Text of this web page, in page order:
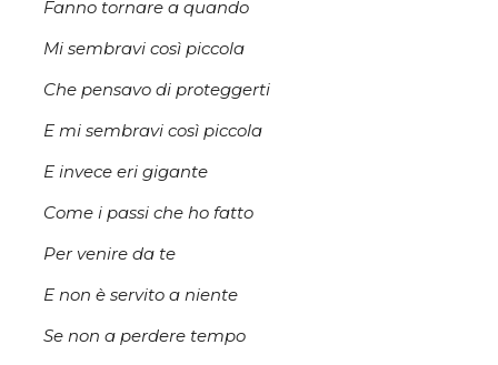
Fanno tornare a quando
Mi sembravi così piccola
Che pensavo di proteggerti
E mi sembravi così piccola
E invece eri gigante
Come i passi che ho fatto
Per venire da te
E non è servito a niente
Se non a perdere tempo